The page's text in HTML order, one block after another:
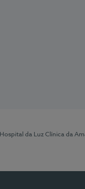
Hospital da Luz Clínica da